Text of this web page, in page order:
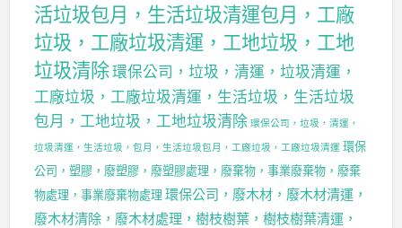
活垃圾包月，生活垃圾清運包月，工廠
垃圾，工廠垃圾清運，工地垃圾，工地
垃圾清除環保公司，垃圾，清運，垃圾清運，
工廠垃圾，工廠垃圾清運，生活垃圾，生活垃圾
包月，工地垃圾，工地垃圾清除 環保公司，垃圾，清運，
垃圾清運，生活垃圾，包月，生活垃圾包月，工廠垃圾，工廠垃圾清運 環保
公司，塑膠，廢塑膠，廢塑膠處理，廢棄物，事業廢棄物，廢棄
物處理，事業廢棄物處理 環保公司，廢木材，廢木材清運，
廢木材清除，廢木材處理，樹枝樹葉，樹枝樹葉清運，